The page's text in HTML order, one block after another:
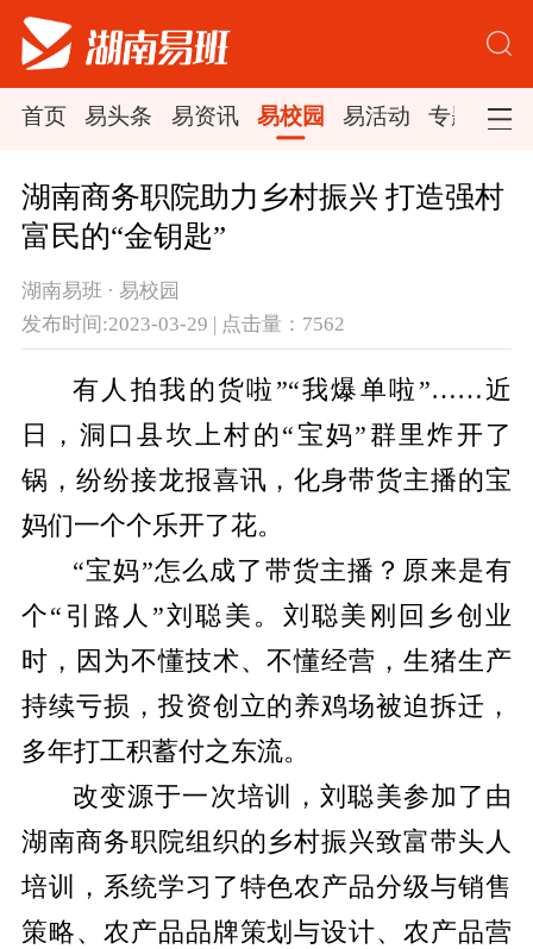
首页 易头条 易资讯 易校园 易活动 专题集锦
湖南商务职院助力乡村振兴 打造强村
富民的“金钥匙”
湖南易班 · 易校园
发布时间:2023-03-29 | 点击量：7562
有人拍我的货啦”“我爆单啦”……近
日，洞口县坎上村的“宝妈”群里炸开了
锅，纷纷接龙报喜讯，化身带货主播的宝
妈们一个个乐开了花。
“宝妈”怎么成了带货主播？原来是有
个“引路人”刘聪美。刘聪美刚回乡创业
时，因为不懂技术、不懂经营，生猪生产
持续亏损，投资创立的养鸡场被迫拆迁，
多年打工积蓄付之东流。
改变源于一次培训，刘聪美参加了由
湖南商务职院组织的乡村振兴致富带头人
培训，系统学习了特色农产品分级与销售
策略、农产品品牌策划与设计、农产品营